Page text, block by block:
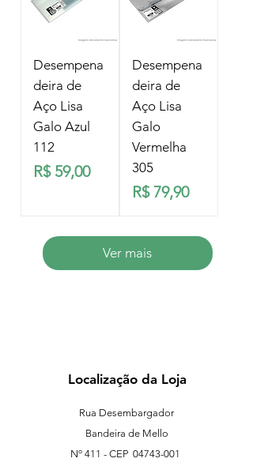
Desempena
deira de
Aço Lisa
Galo Azul
112
Preço
R$ 59,00
Desempena
deira de
Aço Lisa
Galo
Vermelha
305
Preço
R$ 79,90
Ver mais
Localização da Loja
Rua Desembargador
Bandeira de Mello
Nº 411 - CEP 04743-001